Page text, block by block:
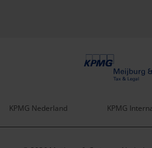
Service
KPMG Nederland KPMG